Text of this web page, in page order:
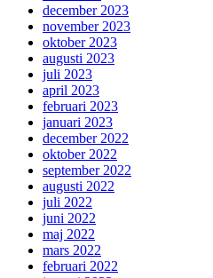
december 2023
november 2023
oktober 2023
augusti 2023
juli 2023
april 2023
februari 2023
januari 2023
december 2022
oktober 2022
september 2022
augusti 2022
juli 2022
juni 2022
maj 2022
mars 2022
februari 2022